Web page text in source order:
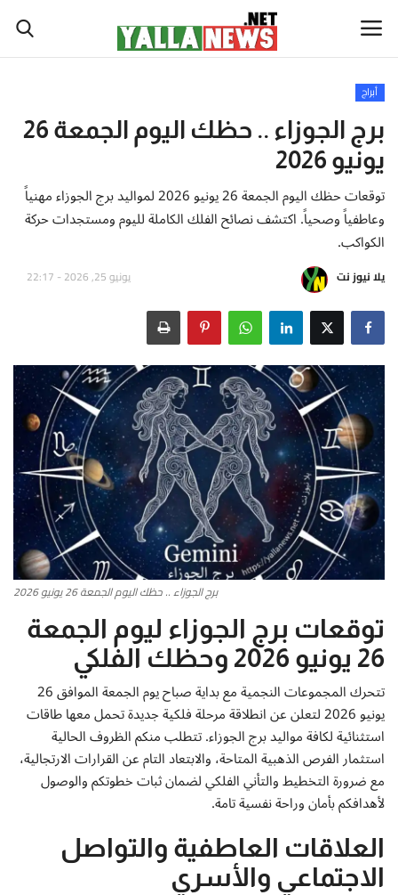
أخبار العالم
أخبار الوطن العربي
سياسة واقتصاد
رياضة
تكنولوجيا وعلوم
صحة ولياقة
أطباق من المطابخ العربية
سياحة وسفر
منوعات عامة
جاليري الفن التشكيلي
من نحن
سياسة الخصوصية
البنود والشروط
رئيس التحرير
إتصل بنا
أبراج
برج الجوزاء .. حظك اليوم الجمعة 26
يونيو 2026
توقعات حظك اليوم الجمعة 26 يونيو 2026 لمواليد برج الجوزاء مهنياً
وعاطفياً وصحياً. اكتشف نصائح الفلك الكاملة لليوم ومستجدات حركة
الكواكب.
يلا نيوز نت يونيو 25, 2026 - 22:17
برج الجوزاء .. حظك اليوم الجمعة 26 يونيو 2026
توقعات برج الجوزاء ليوم الجمعة
26 يونيو 2026 وحظك الفلكي
تتحرك المجموعات النجمية مع بداية صباح يوم الجمعة الموافق 26
يونيو 2026 لتعلن عن انطلاقة مرحلة فلكية جديدة تحمل معها طاقات
استثنائية لكافة مواليد برج الجوزاء. تتطلب منكم الظروف الحالية
استثمار الفرص الذهبية المتاحة، والابتعاد التام عن القرارات الارتجالية،
مع ضرورة التخطيط والتأني الفلكي لضمان ثبات خطوتكم والوصول
لأهدافكم بأمان وراحة نفسية تامة.
العلاقات العاطفية والتواصل
الاجتماعي والأسري